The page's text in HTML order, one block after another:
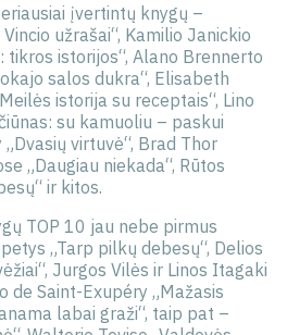
įvertintų knygų –
užrašai“, Kamilio Janickio
tikros istorijos“, Alano Brennerto
salos dukra“, Elisabeth
istorija su receptais“, Lino
su kamuoliu – paskui
virtuvė“, Brad Thor
„Daugiau niekada“, Rūtos
ir kitos.
10 jau nebe pirmus
„Tarp pilkų debesų“, Delios
Jurgos Vilės ir Linos Itagaki
de Saint-Exupéry „Mažasis
labai graži“, taip pat –